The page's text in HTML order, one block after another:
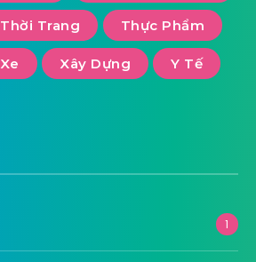
Thời Trang Thực Phẩm
Xe Xây Dựng Y Tế
1